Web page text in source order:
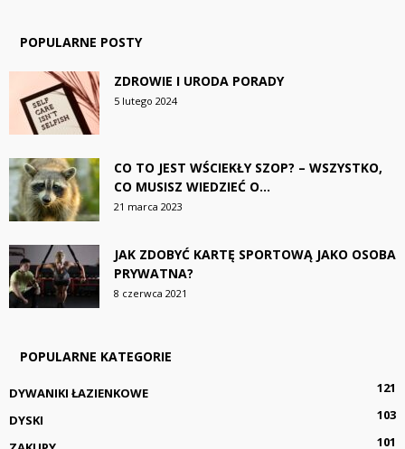
POPULARNE POSTY
ZDROWIE I URODA PORADY
5 lutego 2024
CO TO JEST WŚCIEKŁY SZOP? – WSZYSTKO,
CO MUSISZ WIEDZIEĆ O...
21 marca 2023
JAK ZDOBYĆ KARTĘ SPORTOWĄ JAKO OSOBA
PRYWATNA?
8 czerwca 2021
POPULARNE KATEGORIE
DYWANIKI ŁAZIENKOWE
121
DYSKI
103
101